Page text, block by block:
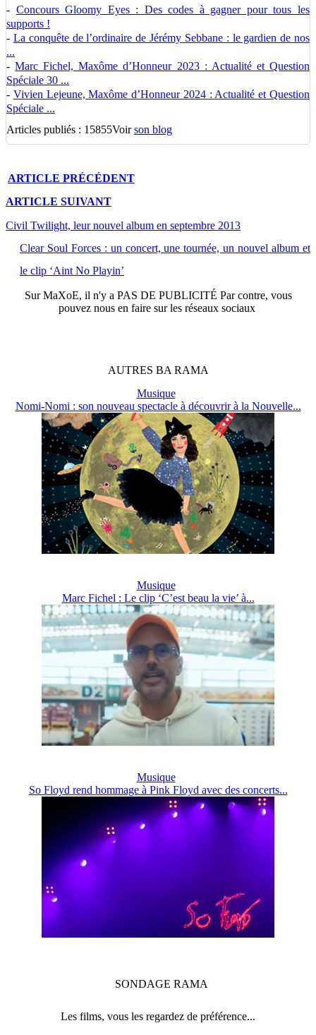
- Concours Gloomy Eyes : Des codes à gagner pour tous les
supports !
- La conquête de l’ordinaire de Jérémy Sebbane : le gardien de nos
...
-Marc Fichel, Maxôme d’Honneur 2023 : Actualité et Question
Spéciale 30 ...
- Vivien Lejeune, Maxôme d’Honneur 2024 : Actualité et Question
Spéciale ...
Articles publiés : 15855Voirson blog
ARTICLE PRÉCÉDENT
ARTICLE SUIVANT
Civil Twilight, leur nouvel album en septembre 2013
Clear Soul Forces : un concert, une tournée, un nouvel album et
le clip ‘Aint No Playin’
SurMaXoE, il n'y a PAS DE PUBLICITÉ Par contre, vous
pouvez nous en faire sur les réseaux sociaux
AUTRES BA RAMA
Musique
Nomi-Nomi : son nouveau spectacle à découvrir à la Nouvelle...
Musique
Marc Fichel : Le clip ‘C’est beau la vie’ à...
Musique
So Floyd rend hommage à Pink Floyd avec des concerts...
SONDAGE RAMA
Les films, vous les regardez de préférence...